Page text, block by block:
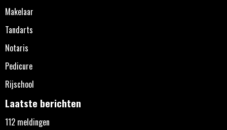
Makelaar
Tandarts
Notaris
Pedicure
Rijschool
Laatste berichten
112 meldingen